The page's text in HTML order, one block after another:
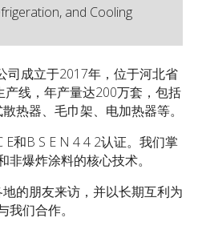
and Cooling
司成立于2017年，位于河北省
线，年产量达200万套，包括
热器、毛巾架、电加热器等。
和B S E N 4 4 2认证。我们掌
非爆炸涂料的核心技术。
的朋友来访，并以长期互利为
我们合作。